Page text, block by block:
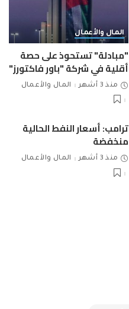
المال والأعمال
"مبادلة" تستحوذ على حصة
أقلية في شركة "باور فاكتورز"
منذ 3 أشهر المال والأعمال
ترامب: أسعار النفط الحالية
منخفضة
منذ 3 أشهر المال والأعمال